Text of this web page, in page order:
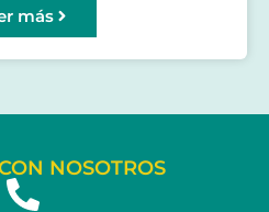
más
NOSOTROS